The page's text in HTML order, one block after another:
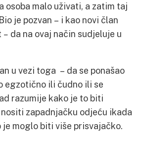
osoba malo uživati, a zatim taj
je pozvan – i kao novi član
– da na ovaj način sudjeluje u
u vezi toga – da se ponašao
egzotično ili čudno ili se
razumije kako je to biti
zapadnjačku odjeću ikada
je moglo biti više prisvajačko.